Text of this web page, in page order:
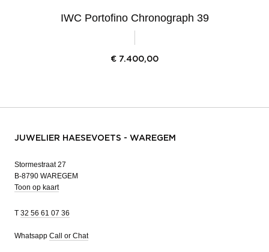
IWC Portofino Chronograph 39
€ 7.400,00
JUWELIER HAESEVOETS - WAREGEM
Stormestraat 27
B-8790 WAREGEM
Toon op kaart
T 32 56 61 07 36
Whatsapp Call or Chat